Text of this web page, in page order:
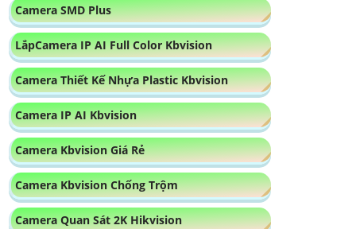
Camera SMD Plus
LắpCamera IP AI Full Color Kbvision
Camera Thiết Kế Nhựa Plastic Kbvision
Camera IP AI Kbvision
Camera Kbvision Giá Rẻ
Camera Kbvision Chống Trộm
Camera Quan Sát 2K Hikvision